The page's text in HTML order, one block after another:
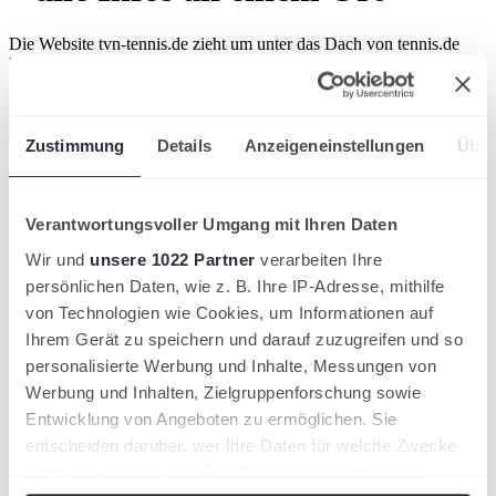
Zustimmung Details Anzeigeneinstellungen
Verantwortungsvoller Umgang mit Ihren Daten
Wir und unsere 1022 Partner verarbeiten Ihre
persönlichen Daten, wie z. B. Ihre IP-Adresse, mithilfe
von Technologien wie Cookies, um Informationen auf
Ihrem Gerät zu speichern und darauf zuzugreifen und so
personalisierte Werbung und Inhalte, Messungen von
Werbung und Inhalten, Zielgruppenforschung sowie
Entwicklung von Angeboten zu ermöglichen. Sie
entscheiden darüber, wer Ihre Daten für welche Zwecke
Die Website tvn-tennis.de zieht um unter das Dach von tennis.de
VERBAND
Ab sofort finden sich alle Inhalte des Tennis-
Verbandes Niederrhein zentral auf tennis.de – der
offiziellen Plattform des Deutschen Tennis Bundes
und seiner Landesverbände.
Weiterhin gibt es bei uns alle relevanten Nachrichten und